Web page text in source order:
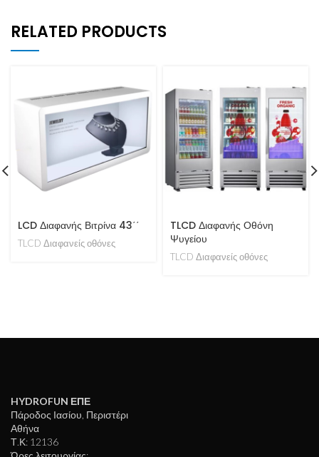
RELATED PRODUCTS
LCD Διαφανής Βιτρίνα 43΄΄
TLCD Διαφανείς οθόνες
TLCD Διαφανής Οθόνη
Ψυγείου
TLCD Διαφανείς οθόνες
HYDROFUN ΕΠΕ
Πάροδος Ιασίου, Περιστέρι
Αθήνα
Τ.Κ: 12136